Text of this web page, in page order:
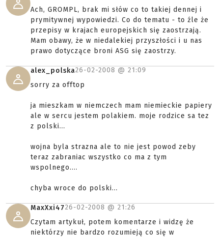
Ach, GROMPL, brak mi słów co to takiej dennej i
prymitywnej wypowiedzi. Co do tematu - to źle że
przepisy w krajach europejskich się zaostrzają.
Mam obawy, że w niedalekiej przyszłości i u nas
prawo dotyczące broni ASG się zaostrzy.
alex_polska26-02-2008 @ 21:09
sorry za offtop
ja mieszkam w niemczech mam niemieckie papiery
ale w sercu jestem polakiem. moje rodzice sa tez
z polski...
wojna byla strazna ale to nie jest powod zeby
teraz zabraniac wszystko co ma z tym
wspolnego....
chyba wroce do polski...
MaxXxi4726-02-2008 @ 21:26
Czytam artykuł, potem komentarze i widzę że
niektórzy nie bardzo rozumieją co się w